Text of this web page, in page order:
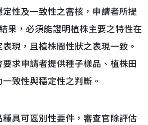
性及一致性之審核，申請者所提
果，必須能證明植株主要之特性在
現，且植株間性狀之表現一致。
求申請者提供種子樣品、植株田
致性與穩定性之判斷。
可區別性要件，審查官除評估